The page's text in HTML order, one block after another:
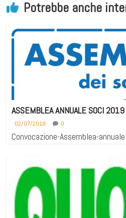
Potrebbe anche
ASSEMBLEA ANNUALE SOCI 2019
02/07/2019 0
Convocazione-Assemblea-annuale